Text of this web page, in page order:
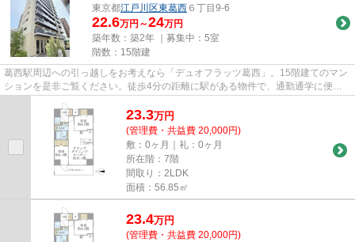
東京都江戸川区東葛西 ６丁目9-6
22.6万円～24万円
築年数：築2年 ｜募集中： 5室
階数：15階建
葛西駅周辺への引っ越しをお考えなら「デュオフラッツ葛西」。15階建てのマン
ションを是非ご覧ください。徒歩4分の距離に駅がある物件で、通勤通学に便利
23.3万円
(管理費・共益費 20,000円)
敷：0ヶ月｜礼：0ヶ月
所在階：7階
間取り：2LDK
面積：56.85㎡
23.4万円
(管理費・共益費 20,000円)